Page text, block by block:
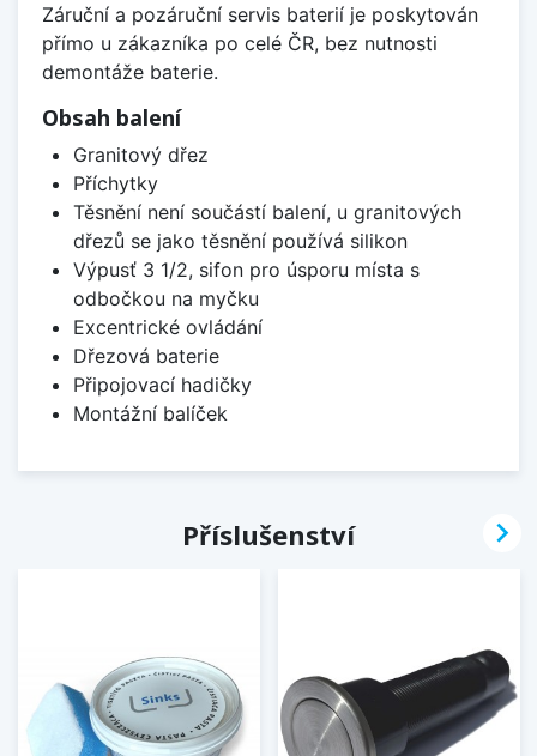
Záruční a pozáruční servis baterií je poskytován
přímo u zákazníka po celé ČR, bez nutnosti
demontáže baterie.
Obsah balení
Granitový dřez
Příchytky
Těsnění není součástí balení, u granitových
dřezů se jako těsnění používá silikon
Výpusť 3 1/2, sifon pro úsporu místa s
odbočkou na myčku
Excentrické ovládání
Dřezová baterie
Připojovací hadičky
Montážní balíček
Příslušenství 